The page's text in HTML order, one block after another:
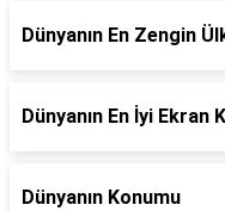
Dünyanın En Zengin
Dünyanın En İyi Ekran
Dünyanın Konumu